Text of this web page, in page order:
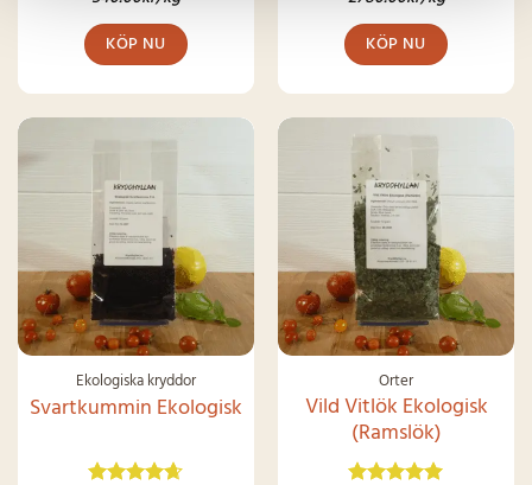
KÖP NU
KÖP NU
Ekologiska kryddor
Svartkummin Ekologisk
SNART I
LAGER IGEN
Örter
Vild Vitlök Ekologisk
(Ramslök)